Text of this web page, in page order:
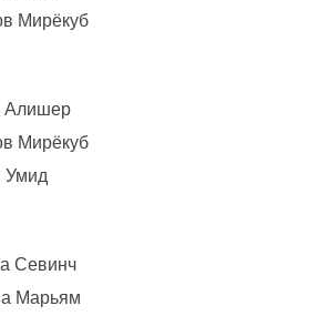
Мирёкуб
Алишер
Мирёкуб
Умид
Севинч
Марьям